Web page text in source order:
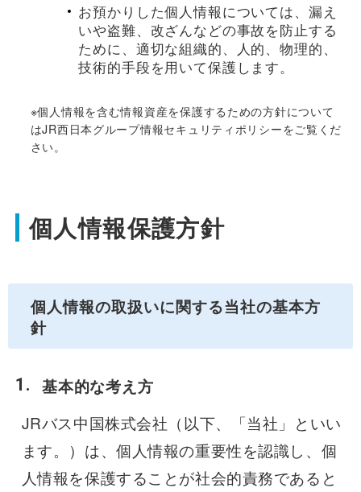
お預かりした個人情報については、漏え
いや盗難、改ざんなどの事故を防止する
ために、適切な組織的、人的、物理的、
技術的手段を用いて保護します。
※個人情報を含む情報資産を保護するための方針について
はJR西日本グループ情報セキュリティポリシーをご覧くだ
さい。
個人情報保護方針
個人情報の取扱いに関する当社の基本方
針
基本的な考え方
JRバス中国株式会社（以下、「当社」といい
ます。）は、個人情報の重要性を認識し、個
人情報を保護することが社会的責務であると